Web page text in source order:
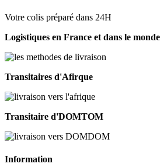
Votre colis préparé dans 24H
Logistiques en France et dans le monde
Transitaires d'Afirque
Transitaire d'DOMTOM
Information